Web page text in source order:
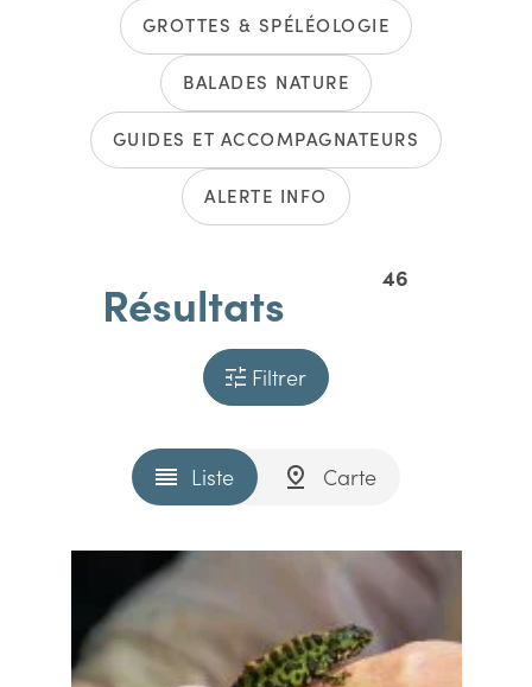
GROTTES & SPÉLÉOLOGIE
BALADES NATURE
GUIDES ET ACCOMPAGNATEURS
ALERTE INFO
46
Résultats
Filtrer
Liste Carte